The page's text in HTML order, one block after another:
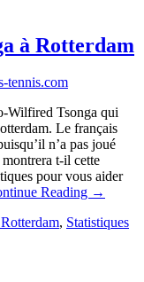
à Rotterdam
tennis.com
Wilfired Tsonga qui
Le français
n’a pas joué
t-il cette
pour vous aider
Reading →
, Statistiques